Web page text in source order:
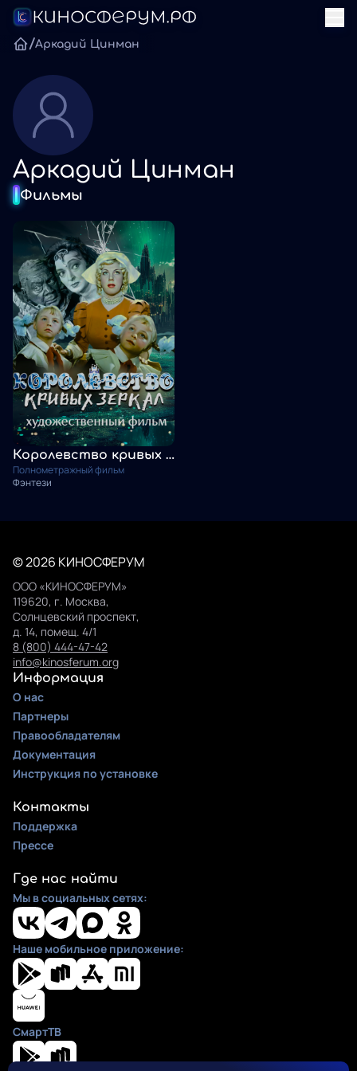
/Аркадий Цинман
Аркадий Цинман
Фильмы
Королевство кривых зеркал
Полнометражный фильм
Фэнтези
© 2026 КИНОСФЕРУМ
ООО «КИНОСФЕРУМ»
119620, г. Москва,
Солнцевский проспект,
д. 14, помещ. 4/1
8 (800) 444-47-42
info@kinosferum.org
Информация
О нас
Партнеры
Правообладателям
Документация
Инструкция по установке
Контакты
Поддержка
Прессе
Где нас найти
Мы в социальных сетях:
Наше мобильное приложение:
СмартТВ